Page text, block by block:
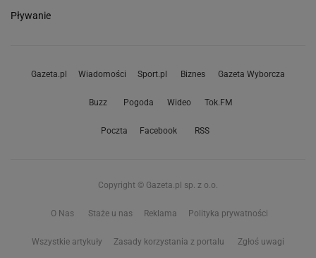
Pływanie
Gazeta.pl Wiadomości Sport.pl Biznes Gazeta Wyborcza
Buzz Pogoda Wideo Tok.FM
Poczta Facebook RSS
Copyright © Gazeta.pl sp. z o.o.
O Nas Staże u nas Reklama Polityka prywatności
Wszystkie artykuły Zasady korzystania z portalu Zgłoś uwagi